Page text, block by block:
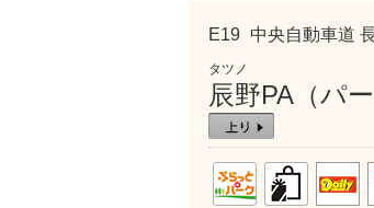
E19 中央自動車道
タツノ
辰野PA（パ